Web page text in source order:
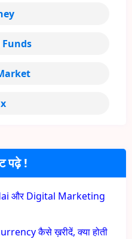
पढ़े !
और Digital Marketing
कैसे ख़रीदें, क्या होती